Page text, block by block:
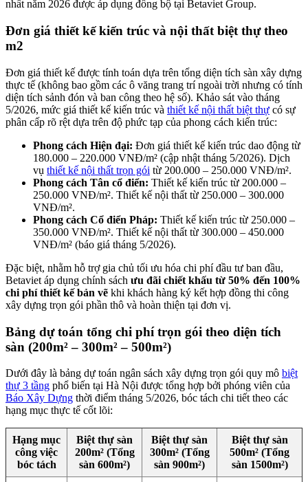
nhất năm 2026 được áp dụng đồng bộ tại Betaviet Group.
Đơn giá thiết kế kiến trúc và nội thất biệt thự theo
m2
Đơn giá thiết kế được tính toán dựa trên tổng diện tích sàn xây dựng
thực tế (không bao gồm các ô văng trang trí ngoài trời nhưng có tính
diện tích sảnh đón và ban công theo hệ số). Khảo sát vào tháng
5/2026, mức giá thiết kế kiến trúc và thiết kế nội thất biệt thự có sự
phân cấp rõ rệt dựa trên độ phức tạp của phong cách kiến trúc:
Phong cách Hiện đại: Đơn giá thiết kế kiến trúc dao động từ
180.000 – 220.000 VNĐ/m² (cập nhật tháng 5/2026). Dịch
vụ thiết kế nội thất trọn gói từ 200.000 – 250.000 VNĐ/m².
Phong cách Tân cổ điển: Thiết kế kiến trúc từ 200.000 –
250.000 VNĐ/m². Thiết kế nội thất từ 250.000 – 300.000
VNĐ/m².
Phong cách Cổ điển Pháp: Thiết kế kiến trúc từ 250.000 –
350.000 VNĐ/m². Thiết kế nội thất từ 300.000 – 450.000
VNĐ/m² (báo giá tháng 5/2026).
Đặc biệt, nhằm hỗ trợ gia chủ tối ưu hóa chi phí đầu tư ban đầu,
Betaviet áp dụng chính sách ưu đãi chiết khấu từ 50% đến 100%
chi phí thiết kế bản vẽ khi khách hàng ký kết hợp đồng thi công
xây dựng trọn gói phần thô và hoàn thiện tại đơn vị.
Bảng dự toán tổng chi phí trọn gói theo diện tích
sàn (200m² – 300m² – 500m²)
Dưới đây là bảng dự toán ngân sách xây dựng trọn gói quy mô biệt
thự 3 tầng phổ biến tại Hà Nội được tổng hợp bởi phóng viên của
Báo Xây Dựng thời điểm tháng 5/2026, bóc tách chi tiết theo các
hạng mục thực tế cốt lõi:
Hạng mục
công việc
bóc tách
Biệt thự sàn
200m² (Tổng
sàn 600m²)
Biệt thự sàn
300m² (Tổng
sàn 900m²)
Biệt thự sàn
500m² (Tổng
sàn 1500m²)